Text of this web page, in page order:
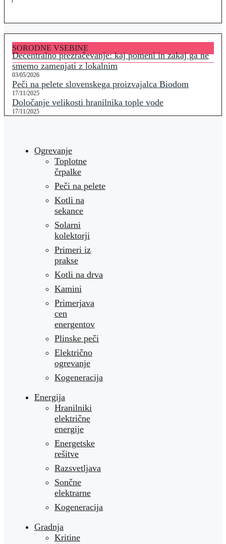
SORODNE VSEBINE
Decentralno prezračevanje: kaj pomeni in zakaj ga ne
smemo zamenjati z lokalnim
03/05/2026
Peči na pelete slovenskega proizvajalca Biodom
17/11/2025
Določanje velikosti hranilnika tople vode
17/11/2025
Ogrevanje
Toplotne
črpalke
Peči na pelete
Kotli na
sekance
Solarni
kolektorji
Primeri iz
prakse
Kotli na drva
Kamini
Primerjava
cen
energentov
Plinske peči
Električno
ogrevanje
Kogeneracija
Energija
Hranilniki
električne
energije
Energetske
rešitve
Razsvetljava
Sončne
elektrarne
Kogeneracija
Gradnja
Kritine